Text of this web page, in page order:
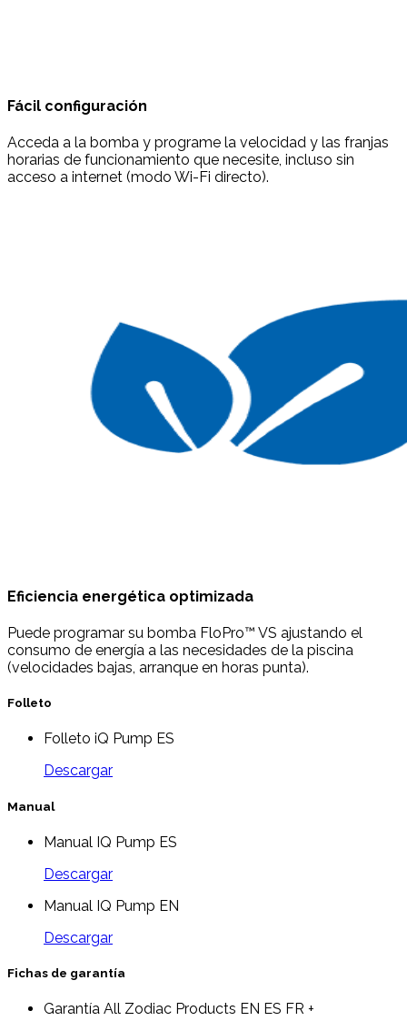
Fácil configuración
Acceda a la bomba y programe la velocidad y las franjas
horarias de funcionamiento que necesite, incluso sin
acceso a internet (modo Wi-Fi directo).
Eficiencia energética optimizada
Puede programar su bomba FloPro™ VS ajustando el
consumo de energía a las necesidades de la piscina
(velocidades bajas, arranque en horas punta).
Folleto
Folleto iQ Pump ES
Descargar
Manual
Manual IQ Pump ES
Descargar
Manual IQ Pump EN
Descargar
Fichas de garantía
Garantía All Zodiac Products EN ES FR +